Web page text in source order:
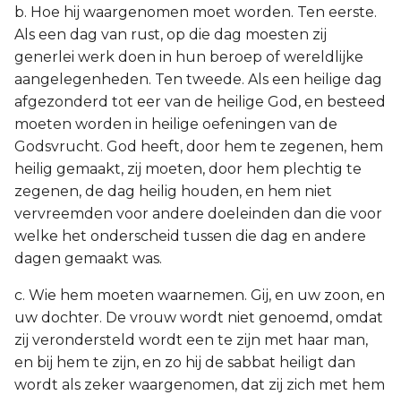
b. Hoe hij waargenomen moet worden. Ten eerste.
Als een dag van rust, op die dag moesten zij
generlei werk doen in hun beroep of wereldlijke
aangelegenheden. Ten tweede. Als een heilige dag
afgezonderd tot eer van de heilige God, en besteed
moeten worden in heilige oefeningen van de
Godsvrucht. God heeft, door hem te zegenen, hem
heilig gemaakt, zij moeten, door hem plechtig te
zegenen, de dag heilig houden, en hem niet
vervreemden voor andere doeleinden dan die voor
welke het onderscheid tussen die dag en andere
dagen gemaakt was.
c. Wie hem moeten waarnemen. Gij, en uw zoon, en
uw dochter. De vrouw wordt niet genoemd, omdat
zij verondersteld wordt een te zijn met haar man,
en bij hem te zijn, en zo hij de sabbat heiligt dan
wordt als zeker waargenomen, dat zij zich met hem